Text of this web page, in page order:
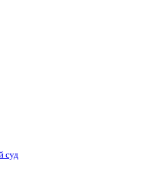
суд